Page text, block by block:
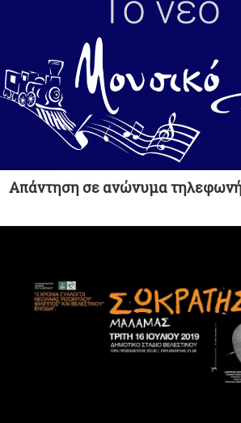
Aπάντηση σε ανώνυμα